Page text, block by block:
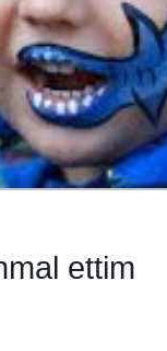
ettim